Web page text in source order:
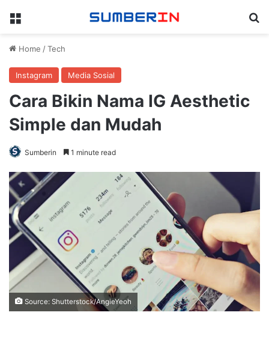
Menu
Home /Tech
Instagram Media Sosial
Cara Bikin Nama IG Aesthetic
Simple dan Mudah
Sumberin 1 minute read
Source: Shutterstock/AngieYeoh